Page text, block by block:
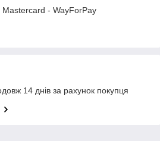
- WayForPay
14 днів за рахунок покупця